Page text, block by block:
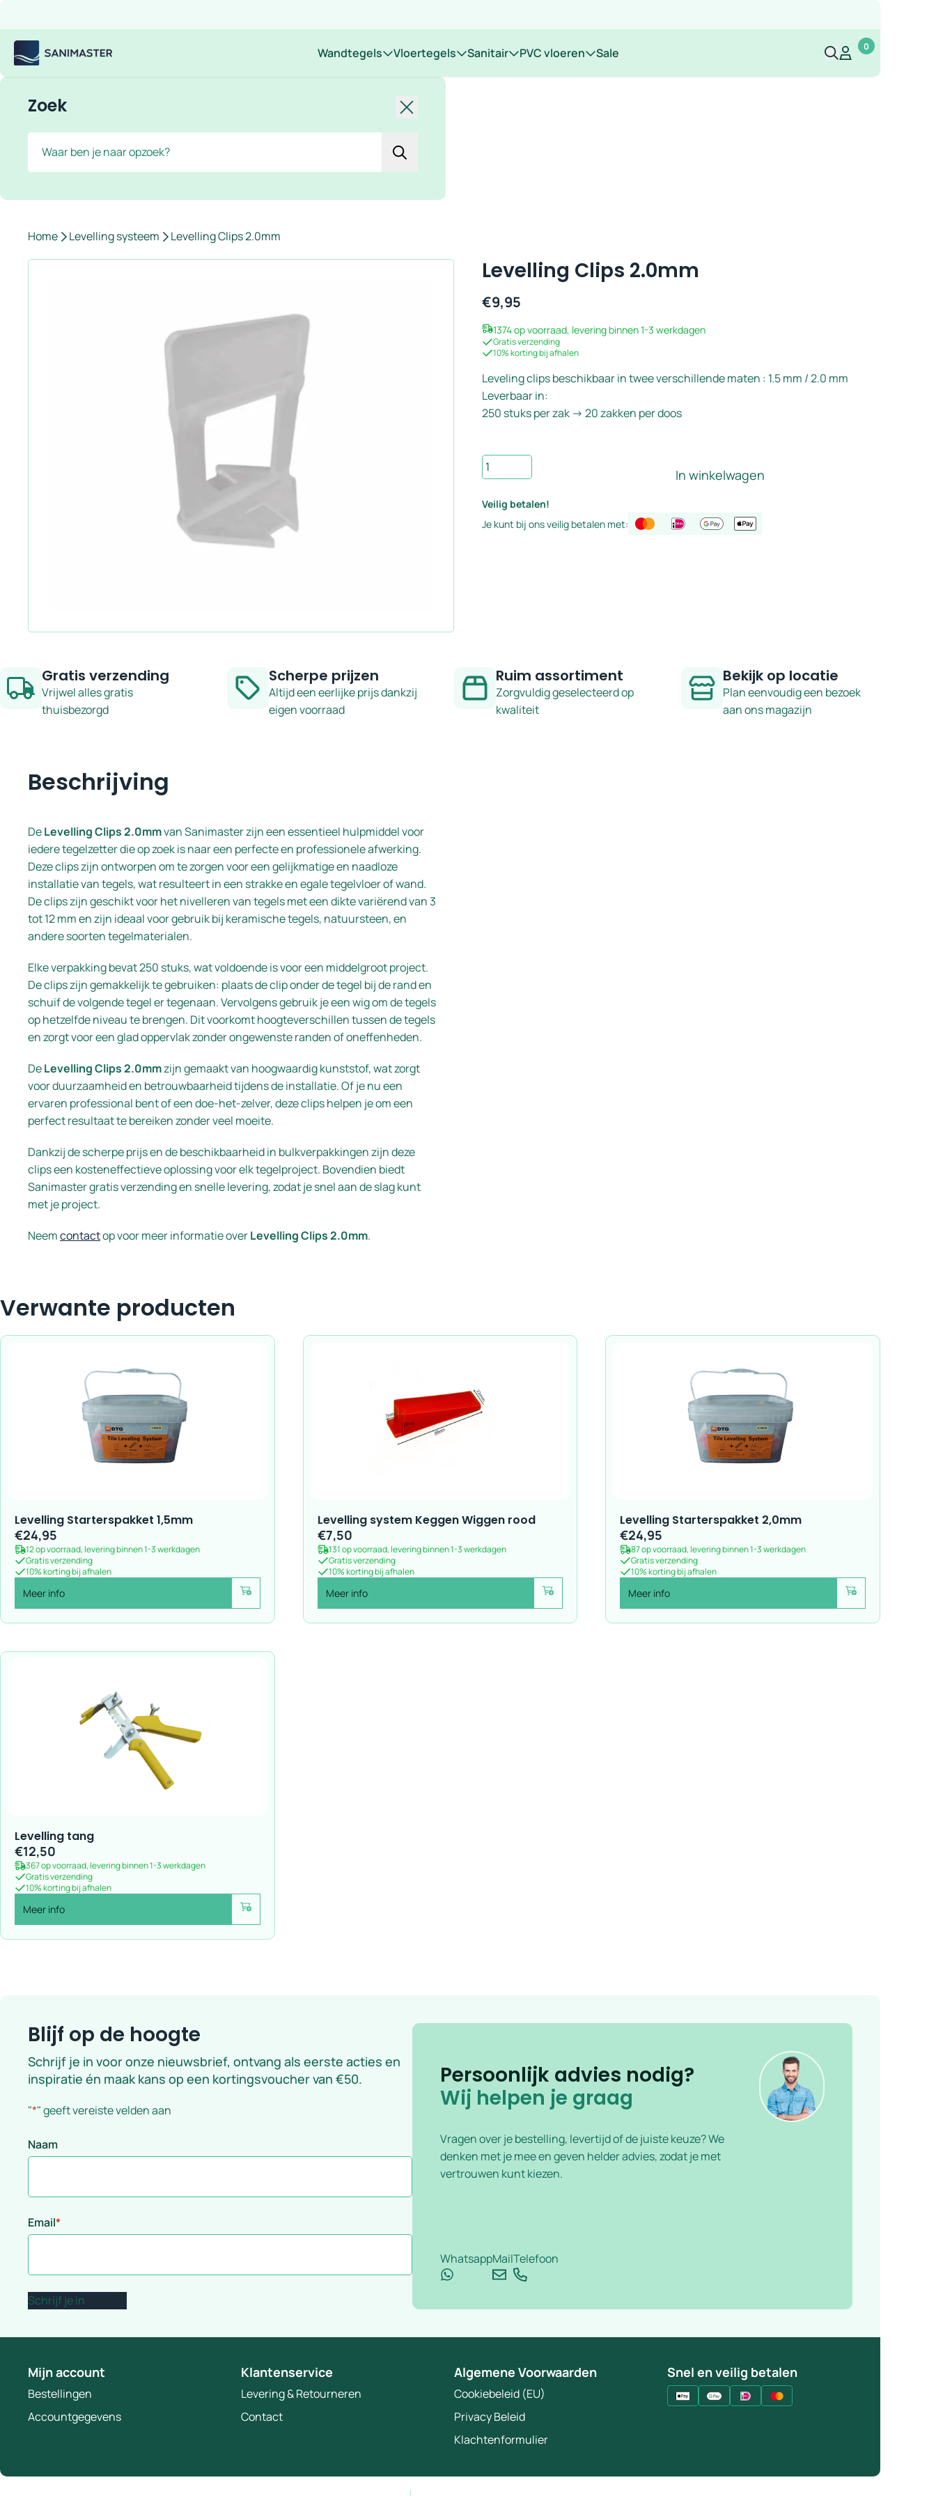
Sanimaster Wandtegels Vloertegels Sanitair PVC vloeren Sale Mijn account
Mijn account
0
Zoek Sluiten
Home Levelling systeem Levelling Clips 2.0mm
Levelling Clips 2.0mm
€9,95
1374 op voorraad, levering binnen 1-3 werkdagen
Gratis verzending
10% korting bij afhalen
Leveling clips beschikbaar in twee verschillende maten : 1.5 mm / 2.0 mm
Leverbaar in:
250 stuks per zak -> 20 zakken per doos
Levelling
Clips
2.0mm
aantal
In winkelwagen
Veilig betalen!
Je kunt bij ons veilig betalen met:
Gratis verzending
Vrijwel alles gratis
thuisbezorgd
Scherpe prijzen
Altijd een eerlijke prijs dankzij
eigen voorraad
Ruim assortiment
Zorgvuldig geselecteerd op
kwaliteit
Bekijk op locatie
Plan eenvoudig een bezoek
aan ons magazijn
Beschrijving
DeLevelling Clips 2.0mmvan Sanimaster zijn een essentieel hulpmiddel voor
iedere tegelzetter die op zoek is naar een perfecte en professionele afwerking.
Deze clips zijn ontworpen om te zorgen voor een gelijkmatige en naadloze
installatie van tegels, wat resulteert in een strakke en egale tegelvloer of wand.
De clips zijn geschikt voor het nivelleren van tegels met een dikte variërend van 3
tot 12 mm en zijn ideaal voor gebruik bij keramische tegels, natuursteen, en
andere soorten tegelmaterialen.
Elke verpakking bevat 250 stuks, wat voldoende is voor een middelgroot project.
De clips zijn gemakkelijk te gebruiken: plaats de clip onder de tegel bij de rand en
schuif de volgende tegel er tegenaan. Vervolgens gebruik je een wig om de tegels
op hetzelfde niveau te brengen. Dit voorkomt hoogteverschillen tussen de tegels
en zorgt voor een glad oppervlak zonder ongewenste randen of oneffenheden.
DeLevelling Clips 2.0mmzijn gemaakt van hoogwaardig kunststof, wat zorgt
voor duurzaamheid en betrouwbaarheid tijdens de installatie. Of je nu een
ervaren professional bent of een doe-het-zelver, deze clips helpen je om een
perfect resultaat te bereiken zonder veel moeite.
Dankzij de scherpe prijs en de beschikbaarheid in bulkverpakkingen zijn deze
clips een kosteneffectieve oplossing voor elk tegelproject. Bovendien biedt
Sanimaster gratis verzending en snelle levering, zodat je snel aan de slag kunt
met je project.
Neemcontactop voor meer informatie overLevelling Clips 2.0mm.
Verwante producten
Levelling Starterspakket 1,5mm
€24,95
12 op voorraad, levering binnen 1-3 werkdagen
Gratis verzending
10% korting bij afhalen
Meer info Voeg toe
Levelling system Keggen Wiggen rood
€7,50
131 op voorraad, levering binnen 1-3 werkdagen
Gratis verzending
10% korting bij afhalen
Meer info Voeg toe
Levelling Starterspakket 2,0mm
€24,95
87 op voorraad, levering binnen 1-3 werkdagen
Gratis verzending
10% korting bij afhalen
Meer info Voeg toe
Levelling tang
€12,50
367 op voorraad, levering binnen 1-3 werkdagen
Gratis verzending
10% korting bij afhalen
Meer info Voeg toe
Blijf op de hoogte
Schrijf je in voor onze nieuwsbrief, ontvang als eerste acties en
inspiratie én maak kans op een kortingsvoucher van €50.
"*" geeft vereiste velden aan
Naam
Email*
Persoonlijk advies nodig?
Wij helpen je graag
Vragen over je bestelling, levertijd of de juiste keuze? We
denken met je mee en geven helder advies, zodat je met
vertrouwen kunt kiezen.
WhatsappMailTelefoon
Mijn account
Bestellingen
Accountgegevens
Klantenservice
Levering & Retourneren
Contact
Algemene Voorwaarden
Cookiebeleid (EU)
Privacy Beleid
Klachtenformulier
Snel en veilig betalen